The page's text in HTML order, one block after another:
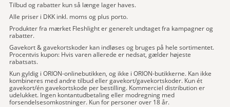
Tilbud og rabatter kun så længe lager haves.
Alle priser i DKK inkl. moms og plus porto.
Produkter fra mærket Fleshlight er generelt undtaget fra kampagner og
rabatter.
Gavekort & gavekortskoder kan indløses og bruges på hele sortimentet.
Procentvis kupon: Hvis varen allerede er nedsat, gælder højeste
rabatsats.
Kun gyldig i ORION-onlinebutikken, og ikke i ORION-butikkerne. Kan ikke
kombineres med andre tilbud eller gavekort/gavekortskoder. Kun ét
gavekort/én gavekortskode per bestilling. Kommerciel distribution er
udelukket. Ingen kontantudbetaling eller modregning med
forsendelsesomkostninger. Kun for personer over 18 år.